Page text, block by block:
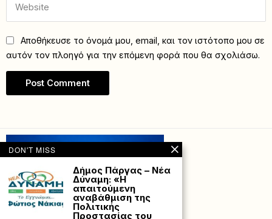
Αποθήκευσε το όνομά μου, email, και τον ιστότοπο μου σε
αυτόν τον πλοηγό για την επόμενη φορά που θα σχολιάσω.
DON'T MISS
Δήμος Πάργας – Νέα
Δύναμη: «Η
απαιτούμενη
αναβάθμιση της
Πολιτικής
Προστασίας του